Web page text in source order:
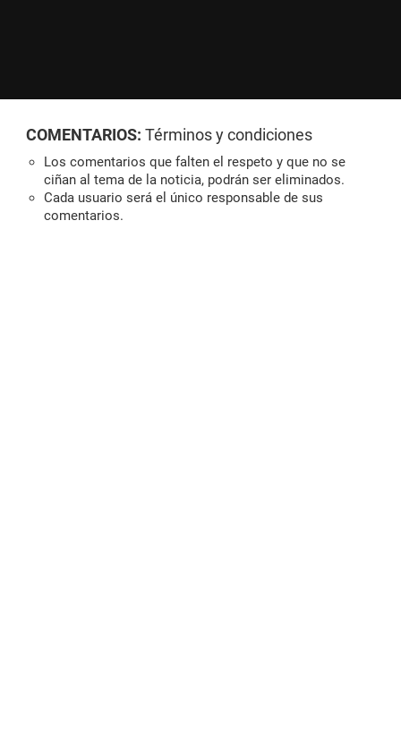
COMENTARIOS: Términos y condiciones
Los comentarios que falten el respeto y que no se
ciñan al tema de la noticia, podrán ser eliminados.
Cada usuario será el único responsable de sus
comentarios.